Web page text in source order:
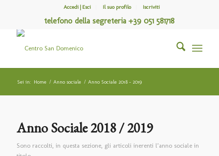
Accedi | Esci Il suo profilo Iscriviti
telefono della segreteria +39 051 581718
Sei in: Home / Anno sociale / Anno Sociale 2018 – 2019
Anno Sociale 2018 / 2019
Sono raccolti, in questa sezione, gli articoli inerenti l’anno sociale in